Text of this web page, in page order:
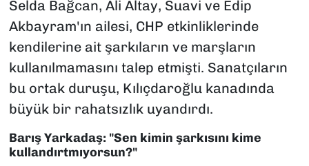
Selda Bağcan, Ali Altay, Suavi ve Edip
Akbayram'ın ailesi, CHP etkinliklerinde
kendilerine ait şarkıların ve marşların
kullanılmamasını talep etmişti. Sanatçıların
bu ortak duruşu, Kılıçdaroğlu kanadında
büyük bir rahatsızlık uyandırdı.
Barış Yarkadaş: "Sen kimin şarkısını kime
kullandırtmıyorsun?"